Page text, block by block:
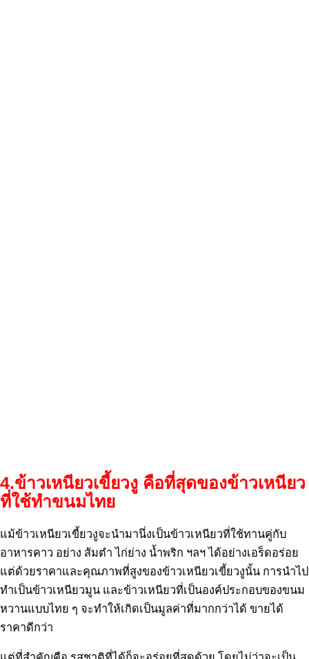
4.ข้าวเหนียวเขี้ยวงู คือที่สุดของข้าวเหนียว
ที่ใช้ทำขนมไทย
แม้ข้าวเหนียวเขี้ยวงูจะนำมานึ่งเป็นข้าวเหนียวที่ใช้ทานคู่กับ
อาหารคาว อย่าง ส้มตำ ไก่ย่าง น้ำพริก ฯลฯ ได้อย่างเอร็ดอร่อย
แต่ด้วยราคาและคุณภาพที่สูงของข้าวเหนียวเขี้ยวงูนั้น การนำไป
ทำเป็นข้าวเหนียวมูน และข้าวเหนียวที่เป็นองค์ประกอบของขนม
หวานแบบไทย ๆ จะทำให้เกิดเป็นมูลค่าที่มากกว่าได้ ขายได้
ราคาดีกว่า